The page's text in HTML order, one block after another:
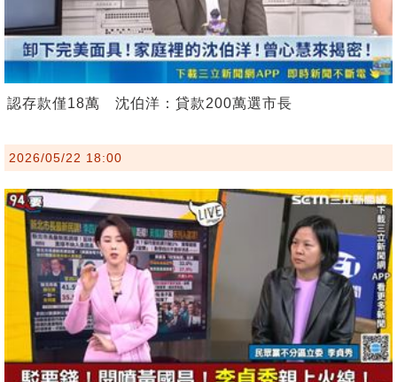
認存款僅18萬 沈伯洋：貸款200萬選市長
2026/05/22 18:00